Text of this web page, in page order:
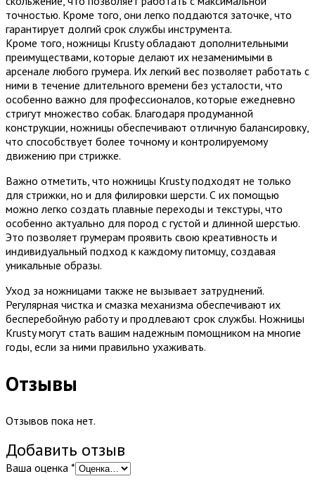
точностью. Кроме того, они легко поддаются заточке, что
гарантирует долгий срок службы инструмента.
Кроме того, ножницы Krusty обладают дополнительными
преимуществами, которые делают их незаменимыми в
арсенале любого грумера. Их легкий вес позволяет работать с
ними в течение длительного времени без усталости, что
особенно важно для профессионалов, которые ежедневно
стригут множество собак. Благодаря продуманной
конструкции, ножницы обеспечивают отличную балансировку,
что способствует более точному и контролируемому
движению при стрижке.
Важно отметить, что ножницы Krusty подходят не только
для стрижки, но и для филировки шерсти. С их помощью
можно легко создать плавные переходы и текстуры, что
особенно актуально для пород с густой и длинной шерстью.
Это позволяет грумерам проявить свою креативность и
индивидуальный подход к каждому питомцу, создавая
уникальные образы.
Уход за ножницами также не вызывает затруднений.
Регулярная чистка и смазка механизма обеспечивают их
бесперебойную работу и продлевают срок службы. Ножницы
Krusty могут стать вашим надежным помощником на многие
годы, если за ними правильно ухаживать.
Отзывы
Отзывов пока нет.
Добавить отзыв
Ваша оценка *